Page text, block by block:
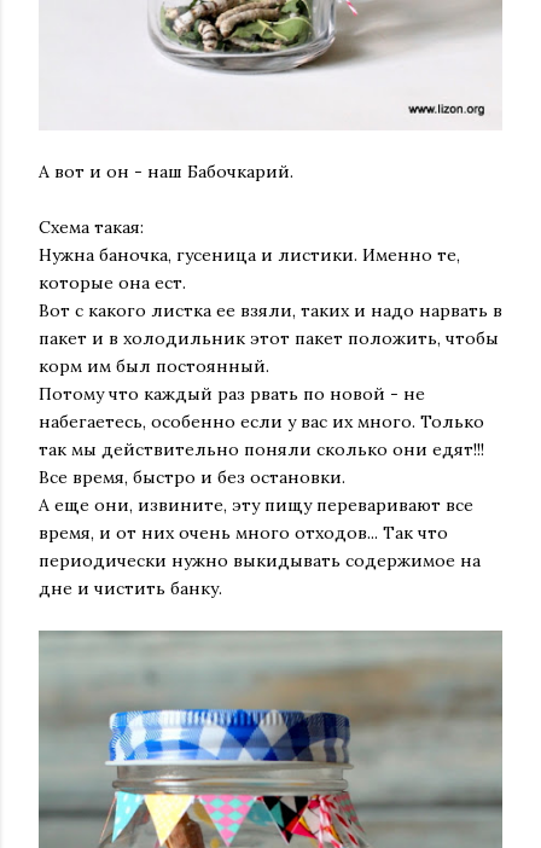
А вот и он - наш Бабочкарий.
Схема такая:
Нужна баночка, гусеница и листики. Именно те,
которые она ест.
Вот с какого листка ее взяли, таких и надо нарвать в
пакет и в холодильник этот пакет положить, чтобы
корм им был постоянный.
Потому что каждый раз рвать по новой - не
набегаетесь, особенно если у вас их много. Только
так мы действительно поняли сколько они едят!!!
Все время, быстро и без остановки.
А еще они, извините, эту пищу переваривают все
время, и от них очень много отходов... Так что
периодически нужно выкидывать содержимое на
дне и чистить банку.